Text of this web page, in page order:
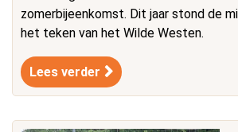
zomerbijeenkomst. Dit jaar stond de
het teken van het Wilde Westen.
Lees verder